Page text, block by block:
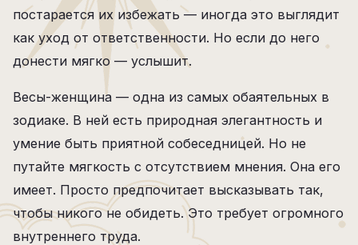
постарается их избежать — иногда это выглядит
как уход от ответственности. Но если до него
донести мягко — услышит.
Весы-женщина — одна из самых обаятельных в
зодиаке. В ней есть природная элегантность и
умение быть приятной собеседницей. Но не
путайте мягкость с отсутствием мнения. Она его
имеет. Просто предпочитает высказывать так,
чтобы никого не обидеть. Это требует огромного
внутреннего труда.